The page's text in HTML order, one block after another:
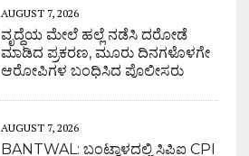
AUGUST 7, 2026
ವೃದ್ಧೆಯ ಮೇಲೆ ಹಲ್ಲೆ ನಡೆಸಿ ದರೋಡೆ
ಮಾಡಿದ ಪ್ರಕರಣ, ಮೂರು ದಿನಗಳೊಳಗೇ
ಆರೋಪಿಗಳ ಬಂಧಿಸಿದ ಪೊಲೀಸರು
AUGUST 7, 2026
BANTWAL: ಬಂಟ್ವಾಳದಲ್ಲಿ ಸಿಪಿಐ CPI